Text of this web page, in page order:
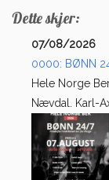
Dette skjer:
07/08/2026
0000: BØNN
Hele Norge
Nævdal. Karl-